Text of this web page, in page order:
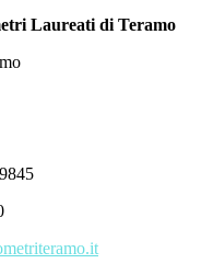
Laureati di Teramo